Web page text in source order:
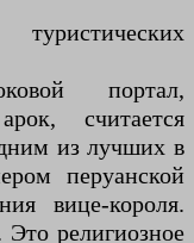
портал,
считается
из лучших в
перуанской
вице-короля.
Это религиозное